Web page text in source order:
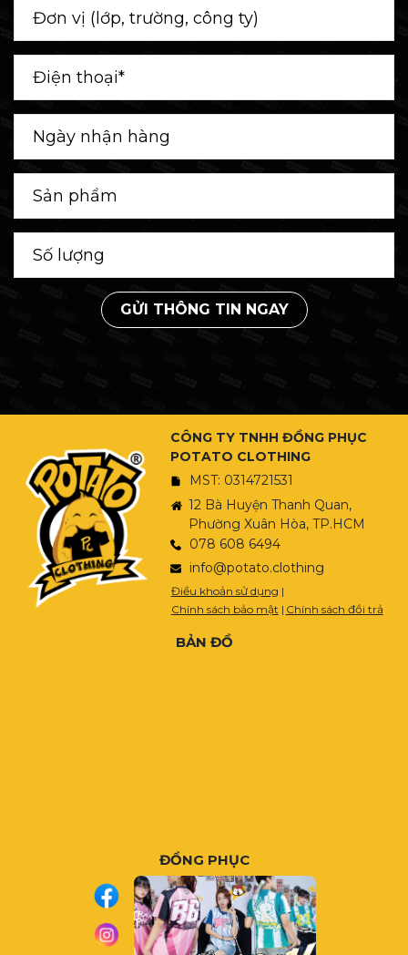
GỬI THÔNG TIN NGAY
CÔNG TY TNHH ĐỒNG PHỤC
POTATO CLOTHING
MST: 0314721531
12 Bà Huyện Thanh Quan,
Phường Xuân Hòa, TP.HCM
078 608 6494
info@potato.clothing
Điều khoản sử dụng |
Chính sách bảo mật | Chính sách đổi trả
BẢN ĐỒ
ĐỒNG PHỤC